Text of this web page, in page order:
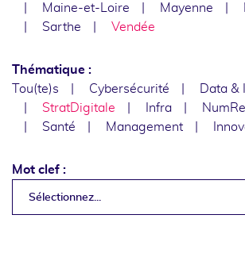
Maine-et-Loire
Mayenne
Sarthe
Vendée
Thématique :
Tou(te)s
Cybersécurité
Data &
StratDigitale
Infra
Santé
Management
Mot clef :
Sélectionnez...